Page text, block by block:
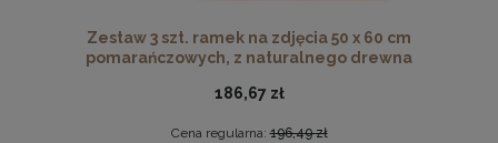
Zestaw 3 szt. ramek na zdjęcia 50 x 60 cm
pomarańczowych, z naturalnego drewna
186,67 zł
Cena regularna:196,49 zł